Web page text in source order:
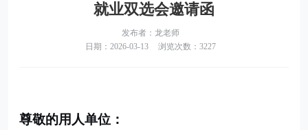
就业双选会邀请函
发布者：龙老师
日期：2026-03-13
浏览次数：3227
尊敬的用人单位：